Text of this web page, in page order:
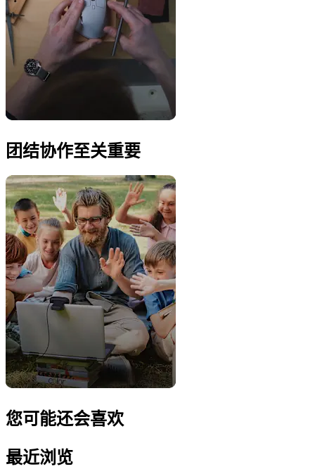
团结协作至关重要
您可能还会喜欢
最近浏览